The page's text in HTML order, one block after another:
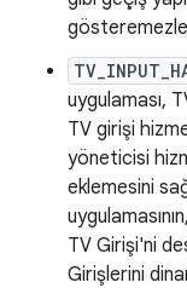
uygulaması,
TV girişi
yöneticisi
eklemesini
TV Girişi'ni
Girişlerini